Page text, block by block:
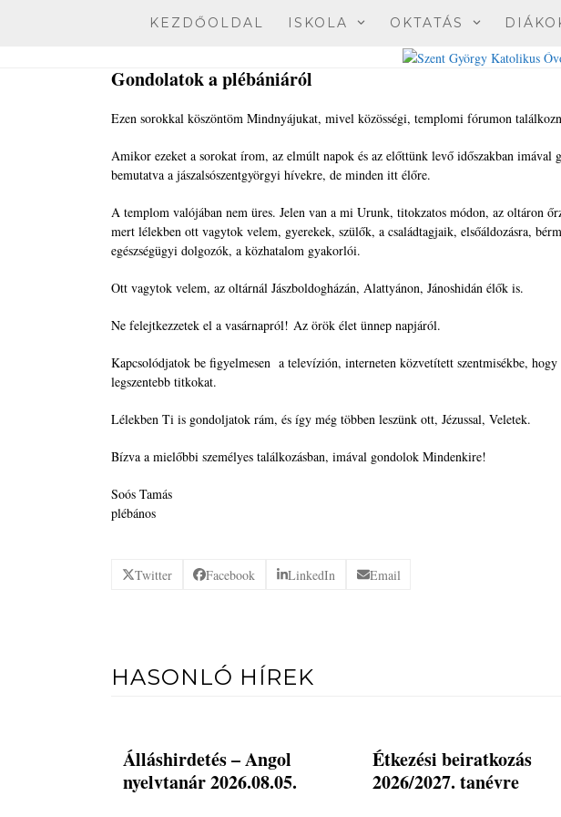
KEZDŐOLDAL ISKOLA OKTATÁS
Gondolatok a plébániáról
Ezen sorokkal köszöntöm Mindnyájukat, mivel közösségi, templomi fórumon
Amikor ezeket a sorokat írom, az elmúlt napok és az előttünk levő időszakban imával
bemutatva a jászalsószentgyörgyi hívekre, de minden itt élőre.
A templom valójában nem üres. Jelen van a mi Urunk, titokzatos módon, az oltáron
mert lélekben ott vagytok velem, gyerekek, szülők, a családtagjaik, elsőáldozásra,
egészségügyi dolgozók, a közhatalom gyakorlói.
Ott vagytok velem, az oltárnál Jászboldogházán, Alattyánon, Jánoshidán élők is.
Ne felejtkezzetek el a vasárnapról! Az örök élet ünnep napjáról.
Kapcsolódjatok be figyelmesen a televízión, interneten közvetített szentmisékbe,
legszentebb titkokat.
Lélekben Ti is gondoljatok rám, és így még többen leszünk ott, Jézussal, Veletek.
Bízva a mielőbbi személyes találkozásban, imával gondolok Mindenkire!
Soós Tamás
plébános
Twitter Facebook LinkedIn Email
HASONLÓ HÍREK
Álláshirdetés – Angol
nyelvtanár 2026.08.05.
Étkezési beiratkozás
2026/2027. tanévre